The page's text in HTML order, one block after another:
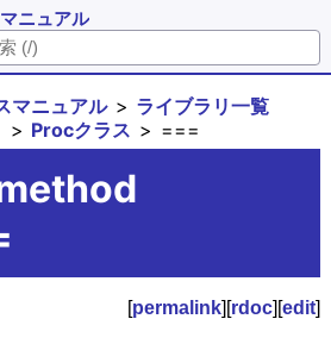
ニュアル
マニュアル
ライブラリ一覧
Procクラス ===
[permalink][rdoc][edit]